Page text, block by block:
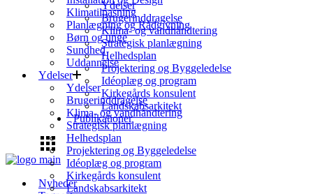
Ydelser
Brugerinddragelse
Klima- og vandhåndtering
Strategisk planlægning
Helhedsplan
Projektering og Byggeledelse
Idéoplæg og program
Kirkegårds konsulent
Landskabsarkitekt
Publikationer
Nyheder
Klimatilpasning
Planlægning og Rådgivning
Børn og unge
Sundhed
Uddannelse
Ydelser
Ydelser
Brugerinddragelse
Klima- og vandhåndtering
Strategisk planlægning
Helhedsplan
Projektering og Byggeledelse
Idéoplæg og program
Kirkegårds konsulent
Landskabsarkitekt